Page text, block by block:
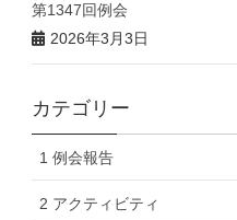
第1347回例会
2026年3月3日
カテゴリー
1 例会報告
2 アクティビティ